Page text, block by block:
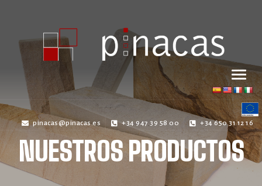
pinacas@pinacas.es +34 947 39 58 00 +34 650 31 12 16
NUESTROS PRODUCTOS